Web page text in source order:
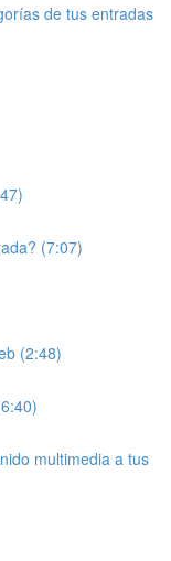
de tus entradas
(7:07)
(2:48)
multimedia a tus